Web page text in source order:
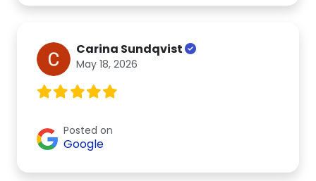
Carina Sundqvist
May 18, 2026
Posted on
Google